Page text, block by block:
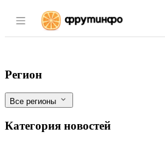
Раздел навигации по
Мурманский филиал
Фильтры
Регион
Все регионы
Категория новостей